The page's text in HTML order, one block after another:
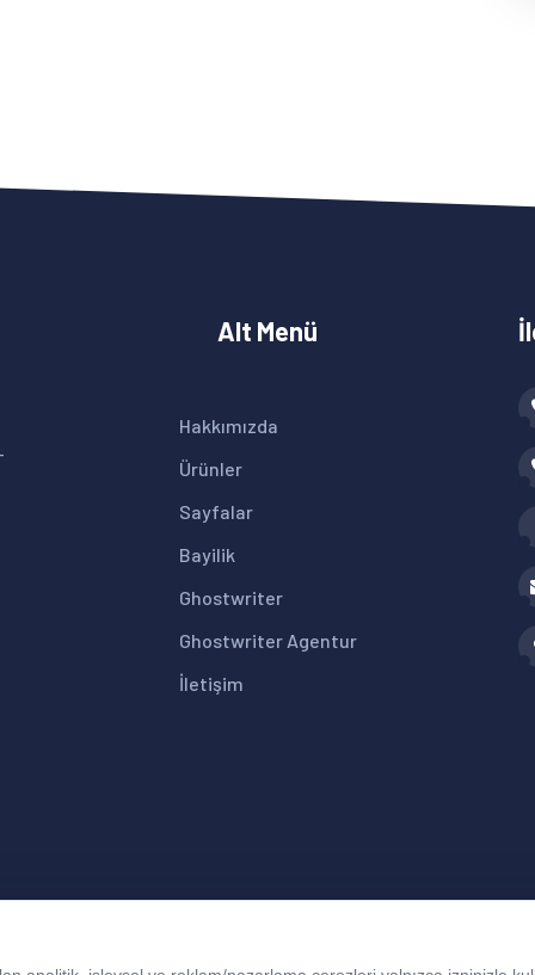
Alt Menü
Hakkımızda
Ürünler
Sayfalar
Bayilik
Ghostwriter
Ghostwriter Agentur
İletişim